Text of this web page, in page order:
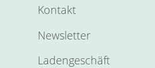
Kontakt
Newsletter
Ladengeschäft